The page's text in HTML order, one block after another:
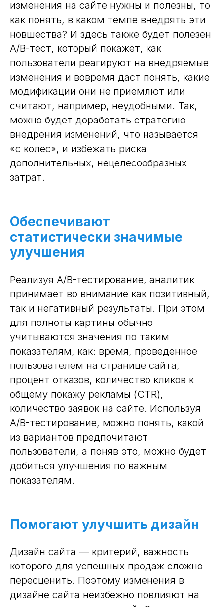
изменения на сайте нужны и полезны, то
как понять, в каком темпе внедрять эти
новшества? И здесь также будет полезен
A/B-тест, который покажет, как
пользователи реагируют на внедряемые
изменения и вовремя даст понять, какие
модификации они не приемлют или
считают, например, неудобными. Так,
можно будет доработать стратегию
внедрения изменений, что называется
«с колес», и избежать риска
дополнительных, нецелесообразных
затрат.
Обеспечивают
статистически значимые
улучшения
Реализуя A/B-тестирование, аналитик
принимает во внимание как позитивный,
так и негативный результаты. При этом
для полноты картины обычно
учитываются значения по таким
показателям, как: время, проведенное
пользователем на странице сайта,
процент отказов, количество кликов к
общему покажу рекламы (CTR),
количество заявок на сайте. Используя
A/B-тестирование, можно понять, какой
из вариантов предпочитают
пользователи, а поняв это, можно будет
добиться улучшения по важным
показателям.
Помогают улучшить дизайн
Дизайн сайта — критерий, важность
которого для успешных продаж сложно
переоценить. Поэтому изменения в
дизайне сайта неизбежно повлияют на